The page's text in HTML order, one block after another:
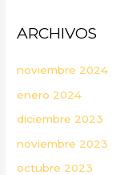
ARCHIVOS
noviembre 2024
enero 2024
diciembre 2023
noviembre 2023
octubre 2023